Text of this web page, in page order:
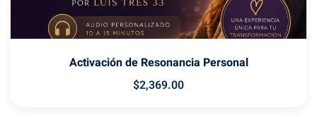
Activación de Resonancia Personal
$2,369.00